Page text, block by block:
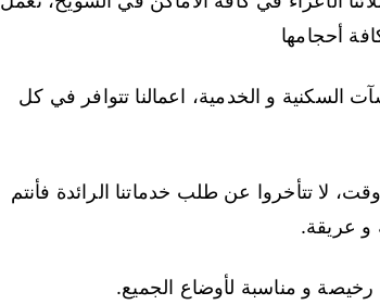
أحجامها
السكنية و الخدمية، اعمالنا تتوافر في كل
لا تتأخروا عن طلب خدماتنا الرائدة فأنتم
عريقة.
و مناسبة لأوضاع الجميع.